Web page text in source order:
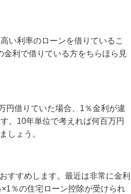
い利率のローンを借りているこ
金利で借りている方をちらほら見
円借りていた場合、 1 ％金利が違
。 10年単位で考えれば何百万円
しょう。
すすめします。最近は非常に金利
×1 ％の住宅ローン控除が受けられ